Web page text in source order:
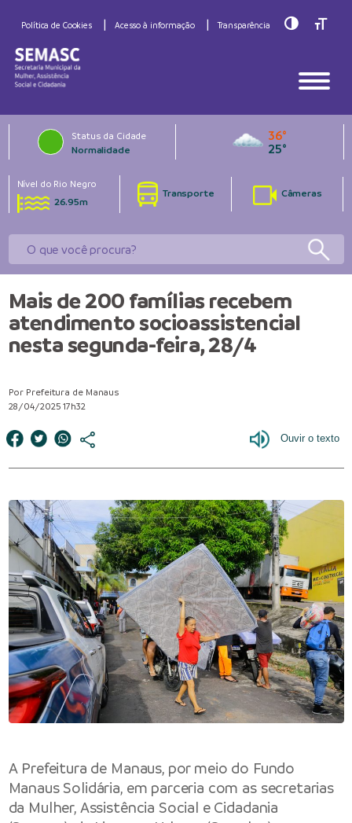
Política de Cookies Acesso à informação Transparência Toggle
Status da Cidade
Normalidade
36°
25°
Nível do Rio Negro
26.95m
Transporte Câmeras
Mais de 200 famílias recebem
atendimento socioassistencial
nesta segunda-feira, 28/4
Por Prefeitura de Manaus
28/04/2025 17h32
A Prefeitura de Manaus, por meio do Fundo
Manaus Solidária, em parceria com as secretarias
da Mulher, Assistência Social e Cidadania